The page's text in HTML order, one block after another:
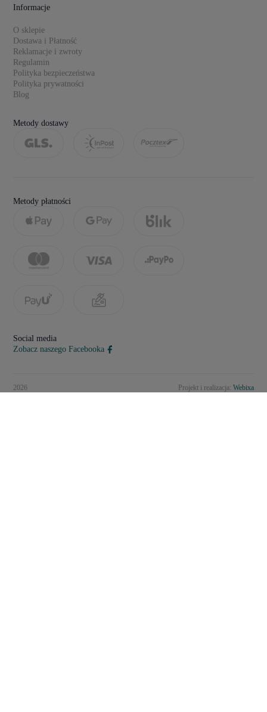
Informacje
O sklepie
Dostawa i Płatność
Reklamacje i zwroty
Regulamin
Polityka bezpieczeństwa
Polityka prywatności
Blog
Metody dostawy
Metody płatności
Social media
Zobacz naszego Facebooka
2026 Projekt i realizacja: Webixa